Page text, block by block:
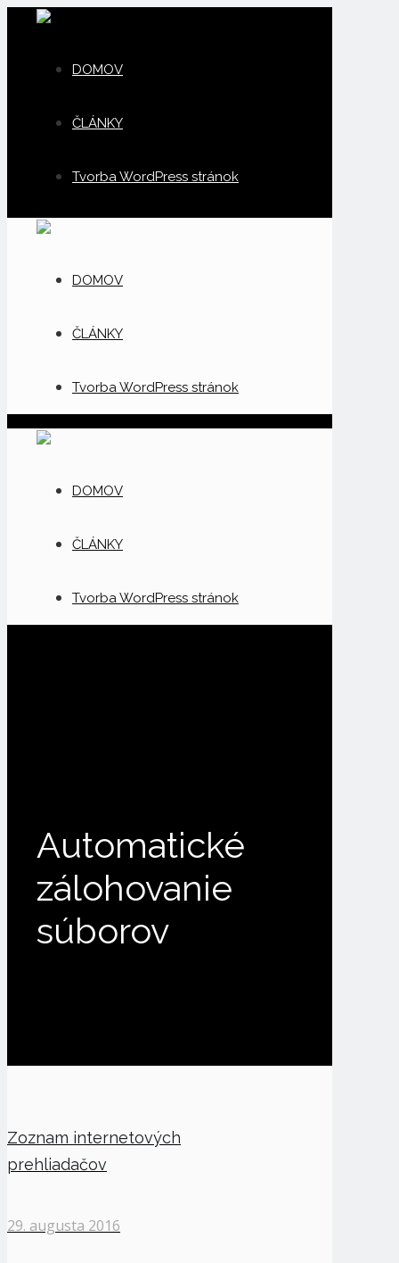
DOMOV
ČLÁNKY
Tvorba WordPress stránok
DOMOV
ČLÁNKY
Tvorba WordPress stránok
DOMOV
ČLÁNKY
Tvorba WordPress stránok
Automatické
zálohovanie
súborov
Zoznam internetových
prehliadačov
29. augusta 2016